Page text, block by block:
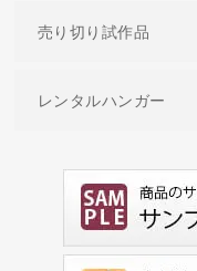
売り切り試作品
レンタルハンガー